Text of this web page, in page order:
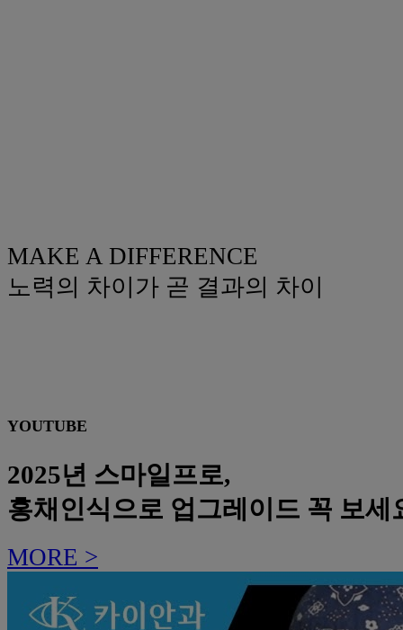
MAKE A DIFFERENCE
노력의 차이가 곧 결과의 차이
YOUTUBE
2025년 스마일프로,
홍채인식으로 업그레이드 꼭 보세
MORE >